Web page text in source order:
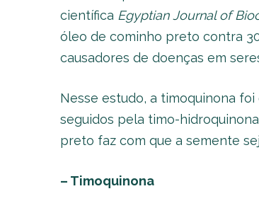
científica Egyptian Journal of
óleo de cominho preto contra
causadores de doenças em
Nesse estudo, a timoquinona
seguidos pela timo-
preto faz com que a semente
– Timoquinona